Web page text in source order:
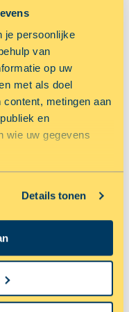
je persoonlijke
van
op uw
met als doel
metingen aan
en
wie uw gegevens
kan zijn
het actief te scannen
gegevens worden
wijzigen of
Details tonen
om deze functie te gebruiken.